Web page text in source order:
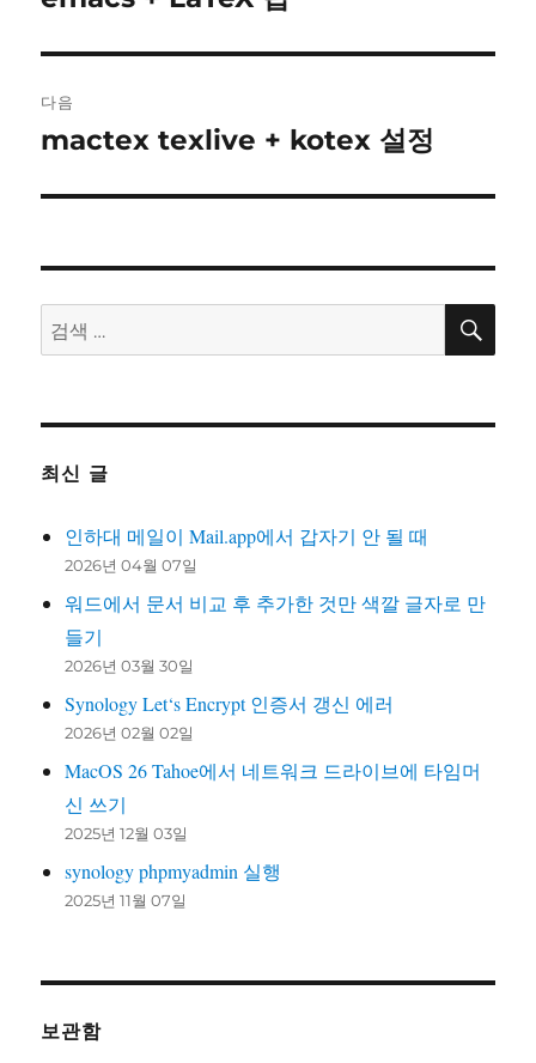
글:
다음
다
글:
mactex texlive + kotex 설정
검
색:
검
최신 글
인하대 메일이 Mail.app에서 갑자기 안 될 때
2026년 04월 07일
워드에서 문서 비교 후 추가한 것만 색깔 글자로 만
들기
2026년 03월 30일
Synology Let‘s Encrypt 인증서 갱신 에러
2026년 02월 02일
MacOS 26 Tahoe에서 네트워크 드라이브에 타임머
신 쓰기
2025년 12월 03일
synology phpmyadmin 실행
2025년 11월 07일
보관함